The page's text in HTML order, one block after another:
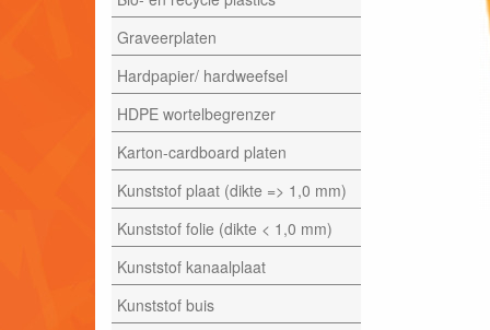
Graveerplaten
Hardpapier/ hardweefsel
HDPE wortelbegrenzer
Karton-cardboard platen
Kunststof plaat (dikte => 1,0 mm)
Kunststof folie (dikte < 1,0 mm)
Kunststof kanaalplaat
Kunststof buis